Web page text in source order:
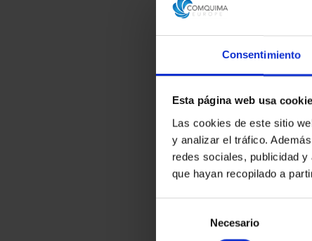
Consentimiento
Esta página web usa
Las cookies de este sitio
y analizar el tráfico.
redes sociales, publicidad
que hayan recopilado a
Necesario